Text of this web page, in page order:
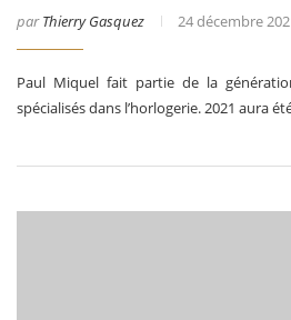
parThierry Gasquez 24 décembre
Paul Miquel fait partie de la
spécialisés dans l’horlogerie. 2021 aura